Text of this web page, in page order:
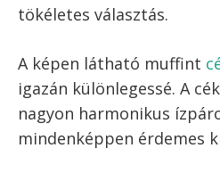
tökéletes választás.
A képen látható muffint
igazán különlegessé. A
nagyon harmonikus
mindenképpen érdemes